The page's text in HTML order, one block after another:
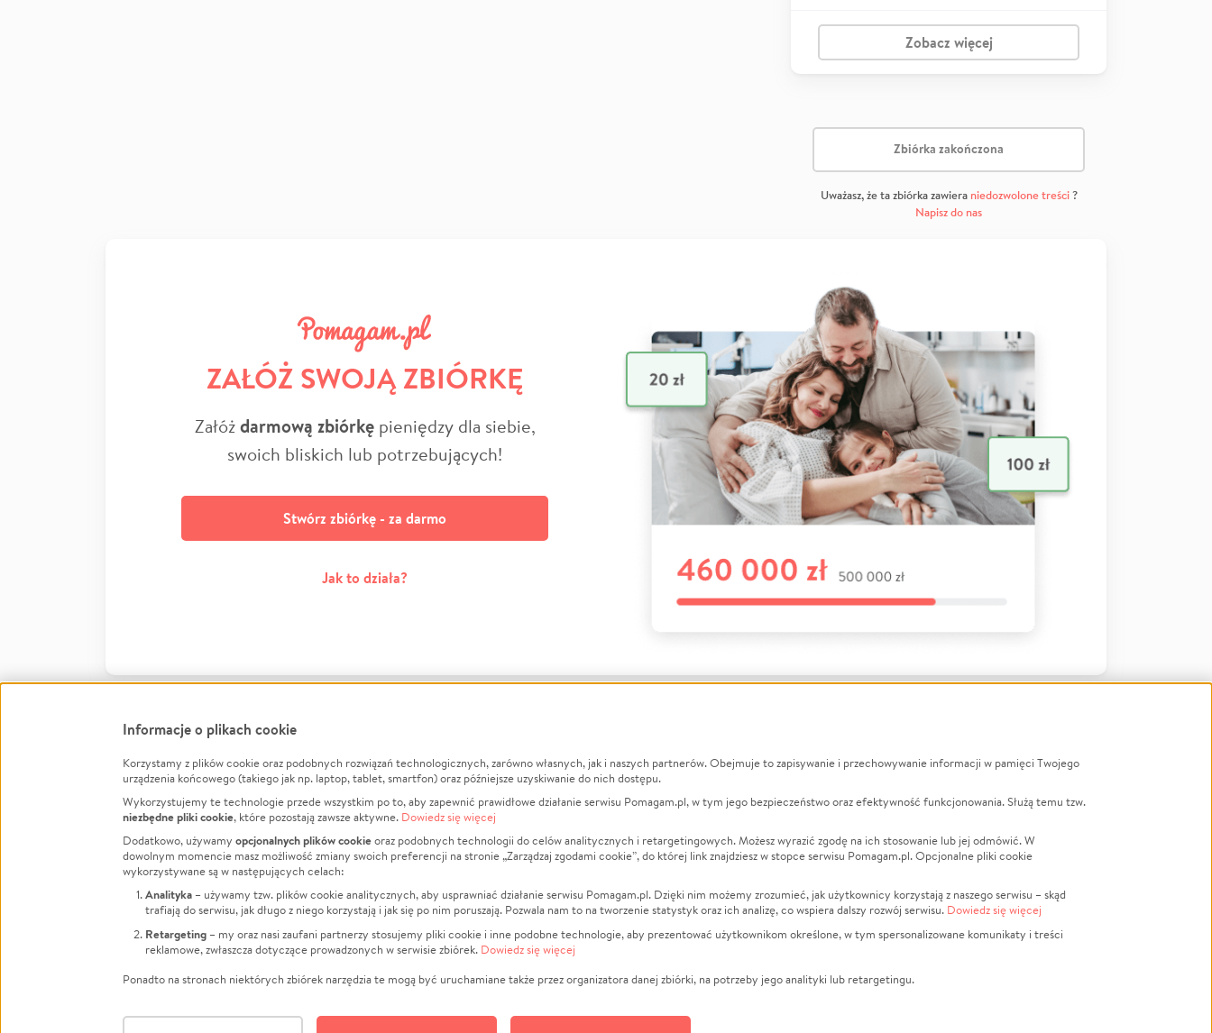
Zobacz więcej
Zbiórka zakończona
Uważasz, że ta zbiórka zawiera niedozwolone treści?
Napisz do nas
ZAŁÓŻ SWOJĄ ZBIÓRKĘ
Załóżdarmową zbiórkępieniędzy dla siebie,
swoich bliskich lub potrzebujących!
Stwórz zbiórkę - za darmo
Jak to działa?
FacebookTwitter Instagram
LinkedInTikTok Youtube
Informacje
Jak to działa?
Regulamin
Polityka Prywatności
Kontakt
Porównanie serwisów
Polityka plików cookie
Zarządzaj zgodami cookie
O nas
Opinie
Raporty
Za darmo
Dla NGO
Fundacja Pomagam.pl
Zbieraj na
Leczenie
Zwierzęta
Pożar
Sport
Pomoc Finansowa
Pogrzeb
LGBTQ+
Powódź
Wichura
Religia
Edukacja
Informacje o plikach cookie
Korzystamy z plików cookie oraz podobnych rozwiązań technologicznych, zarówno własnych, jak i naszych partnerów. Obejmuje to zapisywanie i przechowywanie informacji w pamięci Twojego
urządzenia końcowego (takiego jak np. laptop, tablet, smartfon) oraz późniejsze uzyskiwanie do nich dostępu.
Wykorzystujemy te technologie przede wszystkim po to, aby zapewnić prawidłowe działanie serwisu Pomagam.pl, w tym jego bezpieczeństwo oraz efektywność funkcjonowania. Służą temu tzw.
niezbędne pliki cookie, które pozostają zawsze aktywne. Dowiedz się więcej
Dodatkowo, używamy opcjonalnych plików cookieoraz podobnych technologii do celów analitycznych i retargetingowych. Możesz wyrazić zgodę na ich stosowanie lub jej odmówić. W
dowolnym momencie masz możliwość zmiany swoich preferencji na stronie „Zarządzaj zgodami cookie”, do której link znajdziesz w stopce serwisu Pomagam.pl. Opcjonalne pliki cookie
wykorzystywane są w następujących celach:
Analityka – używamy tzw. plików cookie analitycznych, aby usprawniać działanie serwisu Pomagam.pl. Dzięki nim możemy zrozumieć, jak użytkownicy korzystają z naszego serwisu – skąd
trafiają do serwisu, jak długo z niego korzystają i jak się po nim poruszają. Pozwala nam to na tworzenie statystyk oraz ich analizę, co wspiera dalszy rozwój serwisu. Dowiedz się więcej
Retargeting – my oraz nasi zaufani partnerzy stosujemy pliki cookie i inne podobne technologie, aby prezentować użytkownikom określone, w tym spersonalizowane komunikaty i treści
reklamowe, zwłaszcza dotyczące prowadzonych w serwisie zbiórek. Dowiedz się więcej
Ponadto na stronach niektórych zbiórek narzędzia te mogą być uruchamiane także przez organizatora danej zbiórki, na potrzeby jego analityki lub retargetingu.